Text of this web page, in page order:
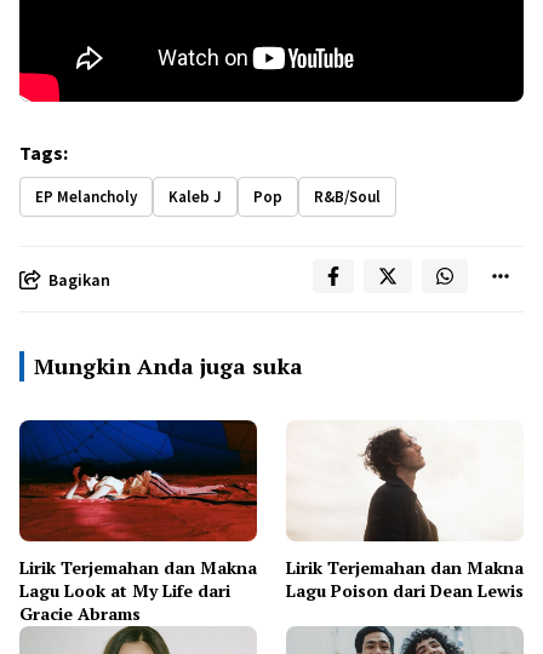
Tags:
EP Melancholy Kaleb J Pop R&B/Soul
Bagikan
Mungkin Anda juga suka
Lirik Terjemahan dan Makna
Lagu Look at My Life dari
Gracie Abrams
Lirik Terjemahan dan Makna
Lagu Poison dari Dean Lewis